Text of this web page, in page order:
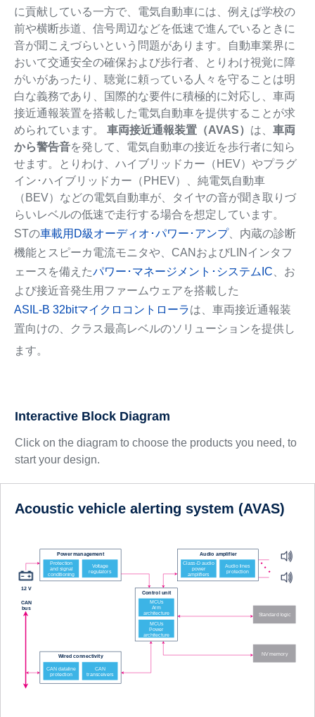
に貢献している一方で、電気自動車には、例えば学校の
前や横断歩道、信号周辺などを低速で進んでいるときに
音が聞こえづらいという問題があります。自動車業界に
おいて交通安全の確保および歩行者、とりわけ視覚に障
がいがあったり、聴覚に頼っている人々を守ることは明
白な義務であり、国際的な要件に積極的に対応し、車両
接近通報装置を搭載した電気自動車を提供することが求
められています。 車両接近通報装置（AVAS） は、 車両
から警告音を発して、電気自動車の接近を歩行者に知ら
せます。とりわけ、ハイブリッドカー（HEV）やプラグ
イン･ハイブリッドカー（PHEV）、純電気自動車
（BEV）などの電気自動車が、タイヤの音が聞き取りづ
らいレベルの低速で走行する場合を想定しています。
STの車載用D級オーディオ･パワー･アンプ、内蔵の診断
機能とスピーカ電流モニタや、CANおよびLINインタフ
ェースを備えたパワー･マネージメント･システムIC 、お
よび接近音発生用ファームウェアを搭載した
ASIL-B 32bitマイクロコントローラは、車両接近通報装
置向けの、クラス最高レベルのソリューションを提供し
ます。
Interactive Block Diagram
Click on the diagram to choose the products you need, to
start your design.
Acoustic vehicle alerting system (AVAS)